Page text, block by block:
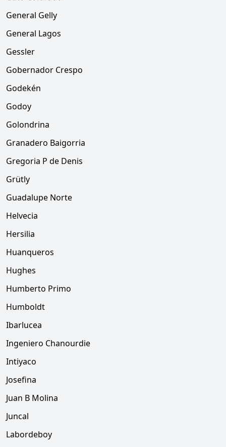
General Gelly
General Lagos
Gessler
Gobernador Crespo
Godekén
Godoy
Golondrina
Granadero Baigorria
Gregoria P de Denis
Grütly
Guadalupe Norte
Helvecia
Hersilia
Huanqueros
Hughes
Humberto Primo
Humboldt
Ibarlucea
Ingeniero Chanourdie
Intiyaco
Josefina
Juan B Molina
Juncal
Labordeboy